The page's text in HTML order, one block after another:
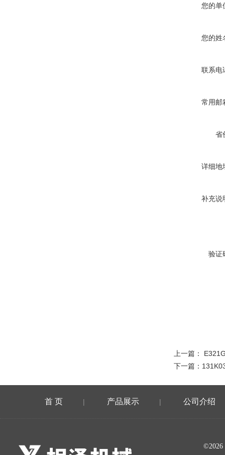
您的单
您的姓
联系电
常用邮
省
详细地
补充说
验证
上一篇：
下一篇：
首 页 | 产品展示 | 公司介绍